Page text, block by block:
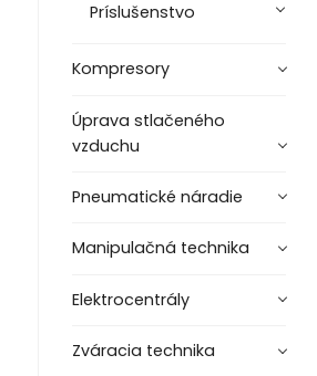
Príslušenstvo
Kompresory
Úprava stlačeného
vzduchu
Pneumatické náradie
Manipulačná technika
Elektrocentrály
Zváracia technika